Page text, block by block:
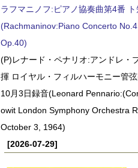
ラフマニノフ:ピアノ協奏曲第4番
(Rachmaninov:Piano Concerto
Op.40)
(P)レナード・ペナリオ:アンドレ・
揮 ロイヤル・フィルハーモニー管
10月3日録音(Leonard
owit London Symphony Orchestra
October 3, 1964)
[2026-07-29]